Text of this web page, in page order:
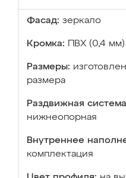
Фасад: зеркало
Кромка: ПВХ (0,4 мм)
Размеры:
размера
Раздвижная
нижнеопорная
Внутреннее
комплектация